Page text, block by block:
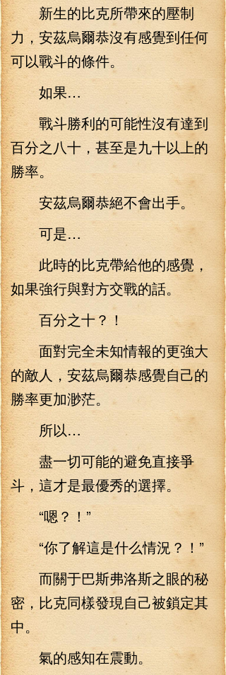
新生的比克所帶來的壓制
力，安茲烏爾恭沒有感覺到任何
可以戰斗的條件。
如果…
戰斗勝利的可能性沒有達到
百分之八十，甚至是九十以上的
勝率。
安茲烏爾恭絕不會出手。
可是…
此時的比克帶給他的感覺，
如果強行與對方交戰的話。
百分之十？！
面對完全未知情報的更強大
的敵人，安茲烏爾恭感覺自己的
勝率更加渺茫。
所以…
盡一切可能的避免直接爭
斗，這才是最優秀的選擇。
“嗯？！”
“你了解這是什么情況？！”
而關于巴斯弗洛斯之眼的秘
密，比克同樣發現自己被鎖定其
中。
氣的感知在震動。